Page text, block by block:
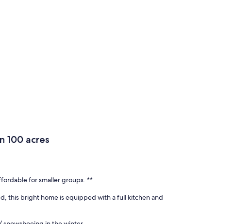
100 acres
for smaller groups. **
this bright home is equipped with a full kitchen and